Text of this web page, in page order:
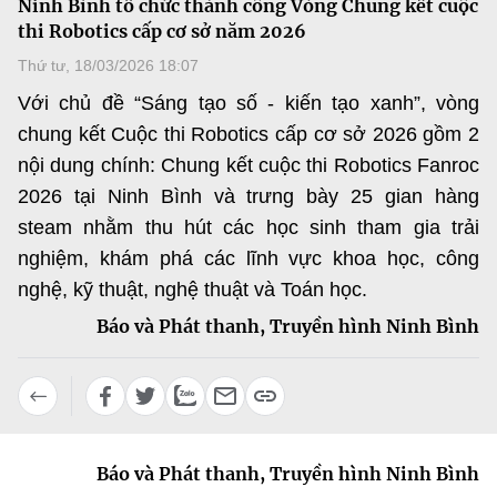
Sở Khoa học và Công nghệ
Chuyển đổi số
Sở hữu trí tuệ
Tiêu chuẩn, đo lường, chất lượng
Năng lượng nguyên tử
Tin tổng hợp
Văn bản QPPL
Lấy ý kiến người dân về dự thảo VBQPPL
MST IOFFICE
THỐNG KÊ
Khoa học và Công nghệ
Đổi mới sáng tạo
Chuyển đổi số
Bưu chính, Viễn thông
Tiêu chuẩn, đo lường, chất lượng
Multimedia
THƯ ĐIỆN TỬ
Khác
Videos
Infographic
Voice
Ninh Bình tổ chức thành công Vòng Chung kết cuộc
thi Robotics cấp cơ sở năm 2026
Thứ tư, 18/03/2026 18:07
Với chủ đề “Sáng tạo số - kiến tạo xanh”, vòng
chung kết Cuộc thi Robotics cấp cơ sở 2026 gồm 2
nội dung chính: Chung kết cuộc thi Robotics Fanroc
2026 tại Ninh Bình và trưng bày 25 gian hàng
steam nhằm thu hút các học sinh tham gia trải
nghiệm, khám phá các lĩnh vực khoa học, công
nghệ, kỹ thuật, nghệ thuật và Toán học.
Báo và Phát thanh, Truyền hình Ninh Bình
Báo và Phát thanh, Truyền hình Ninh Bình